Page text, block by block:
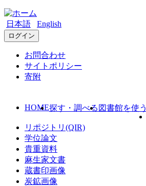
日本語 English
ログイン
お問合わせ
サイトポリシー
寄附
HOME探す・調べる 図書館を使う
リポジトリ(QIR)
学位論文
貴重資料
麻生家文書
蔵書印画像
炭鉱画像